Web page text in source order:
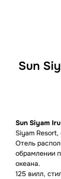
Sun
Sun Siyam
Siyam
Отель
обрамлении
океана.
125 вилл,